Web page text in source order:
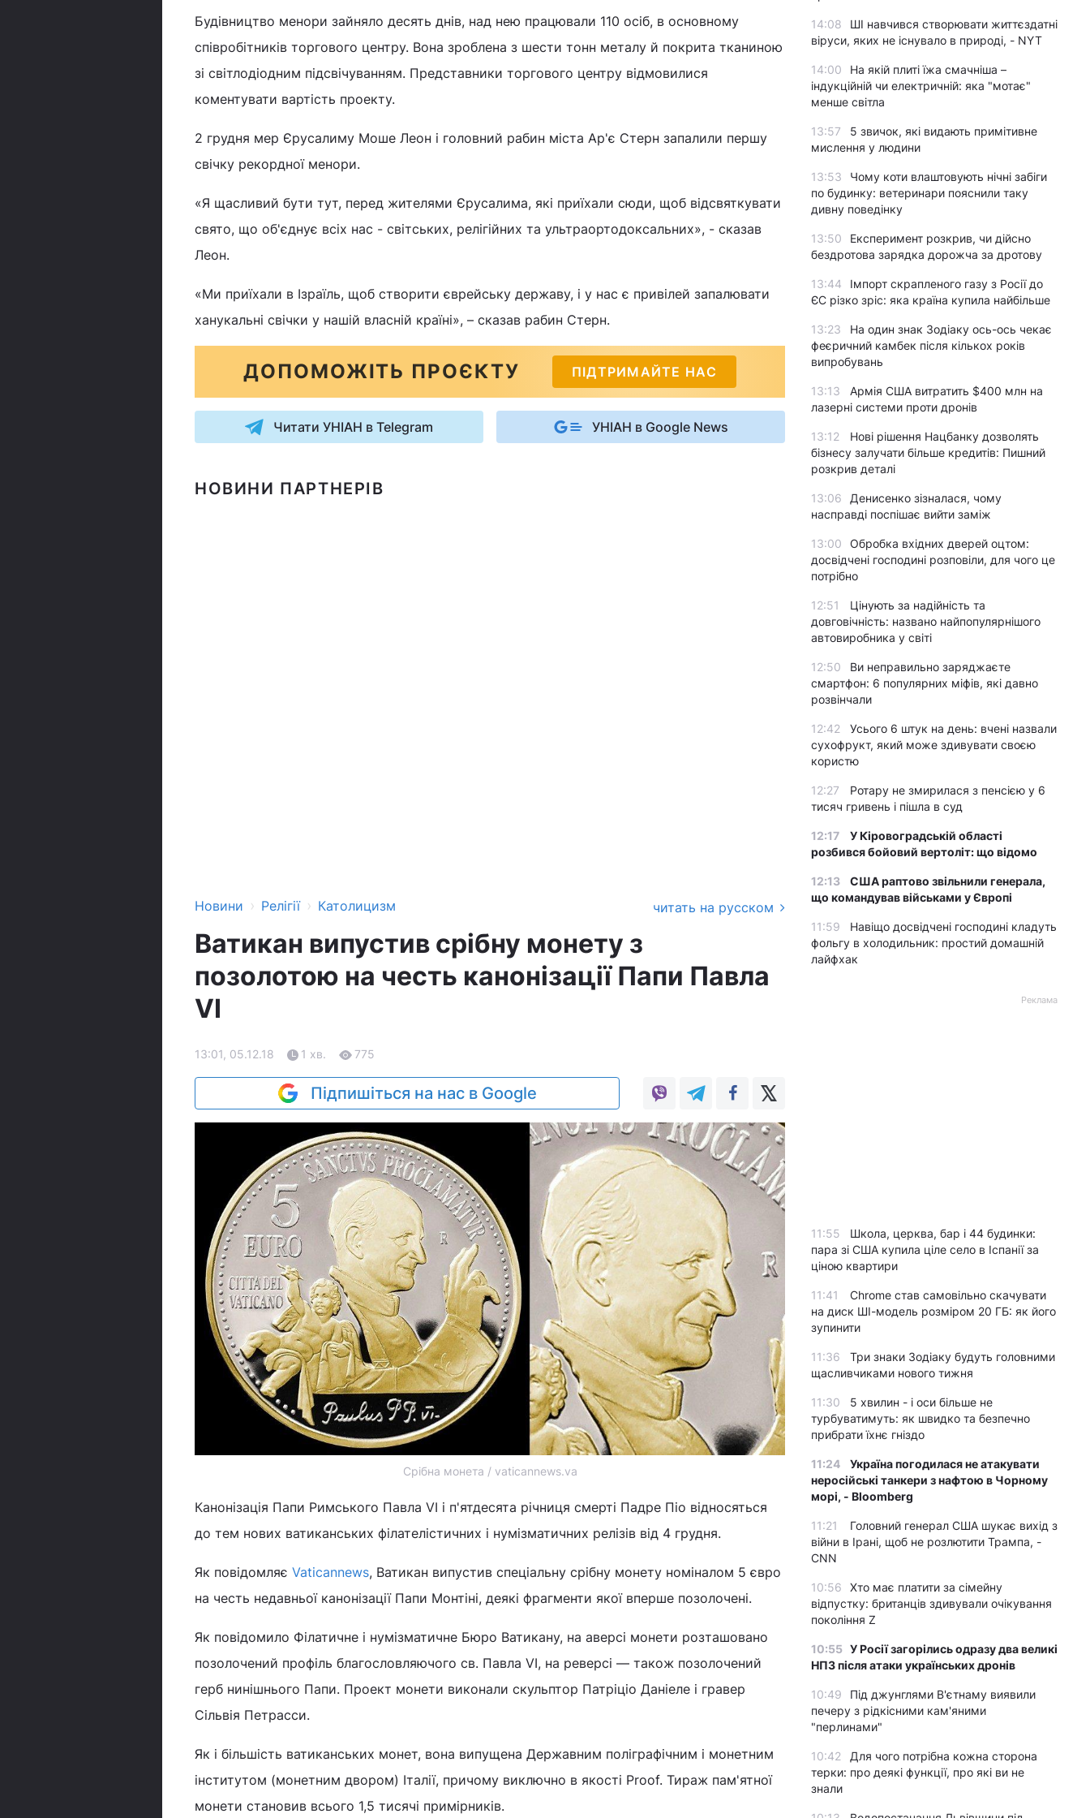
Будівництво менори зайняло десять днів, над нею працювали 110 осіб, в основному
співробітників торгового центру. Вона зроблена з шести тонн металу й покрита тканиною
зі світлодіодним підсвічуванням. Представники торгового центру відмовилися
коментувати вартість проекту.
2 грудня мер Єрусалиму Моше Леон і головний рабин міста Ар'є Стерн запалили першу
свічку рекордної менори.
«Я щасливий бути тут, перед жителями Єрусалима, які приїхали сюди, щоб відсвяткувати
свято, що об'єднує всіх нас - світських, релігійних та ультраортодоксальних», - сказав
Леон.
«Ми приїхали в Ізраїль, щоб створити єврейську державу, і у нас є привілей запалювати
ханукальні свічки у нашій власній країні», – сказав рабин Стерн.
ДОПОМОЖІТЬ ПРОЄКТУ ПІДТРИМАЙТЕ НАС
Читати УНІАН в Telegram УНІАН в Google News
НОВИНИ ПАРТНЕРІВ
Новини › Релігії › Католицизм читать на русском
Ватикан випустив срібну монету з
позолотою на честь канонізації Папи Павла
VI
13:01, 05.12.18 1 хв. 775
Підпишіться на нас в Google
Срібна монета / vaticannews.va
Канонізація Папи Римського Павла VI і п'ятдесята річниця смерті Падре Піо відносяться
до тем нових ватиканських філателістичних і нумізматичних релізів від 4 грудня.
Як повідомляє Vaticannews, Ватикан випустив спеціальну срібну монету номіналом 5 євро
на честь недавньої канонізації Папи Монтіні, деякі фрагменти якої вперше позолочені.
Як повідомило Філатичне і нумізматичне Бюро Ватикану, на аверсі монети розташовано
позолочений профіль благословляючого св. Павла VI, на реверсі — також позолочений
герб нинішнього Папи. Проект монети виконали скульптор Патріціо Даніеле і гравер
Сільвія Петрасси.
Як і більшість ватиканських монет, вона випущена Державним поліграфічним і монетним
інститутом (монетним двором) Італії, причому виключно в якості Proof. Тираж пам'ятної
монети становив всього 1,5 тисячі примірників.
14:08
ШІ навчився створювати життєздатні
віруси, яких не існувало в природі, - NYT
14:00
На якій плиті їжа смачніша –
індукційній чи електричній: яка "мотає"
менше світла
13:57
5 звичок, які видають примітивне
мислення у людини
13:53
Чому коти влаштовують нічні забіги
по будинку: ветеринари пояснили таку
дивну поведінку
13:50
Експеримент розкрив, чи дійсно
бездротова зарядка дорожча за дротову
13:44
Імпорт скрапленого газу з Росії до
ЄС різко зріс: яка країна купила найбільше
13:23
На один знак Зодіаку ось-ось чекає
феєричний камбек після кількох років
випробувань
13:13
Армія США витратить $400 млн на
лазерні системи проти дронів
13:12
Нові рішення Нацбанку дозволять
бізнесу залучати більше кредитів: Пишний
розкрив деталі
13:06
Денисенко зізналася, чому
насправді поспішає вийти заміж
13:00
Обробка вхідних дверей оцтом:
досвідчені господині розповіли, для чого це
потрібно
12:51
Цінують за надійність та
довговічність: названо найпопулярнішого
автовиробника у світі
12:50
Ви неправильно заряджаєте
смартфон: 6 популярних міфів, які давно
розвінчали
12:42
Усього 6 штук на день: вчені назвали
сухофрукт, який може здивувати своєю
користю
12:27
Ротару не змирилася з пенсією у 6
тисяч гривень і пішла в суд
12:17
У Кіровоградській області
розбився бойовий вертоліт: що відомо
12:13
США раптово звільнили генерала,
що командував військами у Європі
11:59
Навіщо досвідчені господині кладуть
фольгу в холодильник: простий домашній
лайфхак
Реклама
11:55
Школа, церква, бар і 44 будинки:
пара зі США купила ціле село в Іспанії за
ціною квартири
11:41
Chrome став самовільно скачувати
на диск ШІ-модель розміром 20 ГБ: як його
зупинити
11:36
Три знаки Зодіаку будуть головними
щасливчиками нового тижня
11:30
5 хвилин - і оси більше не
турбуватимуть: як швидко та безпечно
прибрати їхнє гніздо
11:24
Україна погодилася не атакувати
неросійські танкери з нафтою в Чорному
морі, - Bloomberg
11:21
Головний генерал США шукає вихід з
війни в Ірані, щоб не розлютити Трампа, -
CNN
10:56
Хто має платити за сімейну
відпустку: британців здивували очікування
покоління Z
10:55 У Росії загорілись одразу два великі
НПЗ після атаки українських дронів
10:49
Під джунглями В'єтнаму виявили
печеру з рідкісними кам'яними
"перлинами"
10:42
Для чого потрібна кожна сторона
терки: про деякі функції, про які ви не
знали